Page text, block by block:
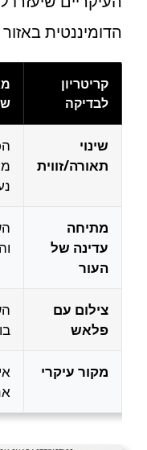
הדומיננטית
קריטריון
לבדיקה
שינוי
תאורה/זווית
מתיחה
עדינה של
העור
צילום עם
פלאש
מקור עיקרי